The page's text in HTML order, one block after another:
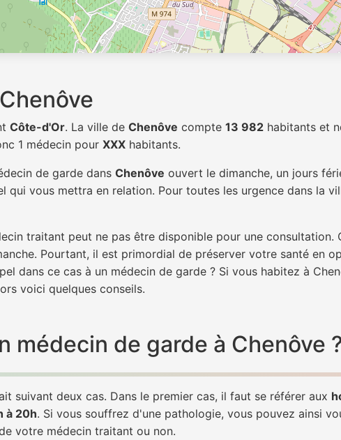
Côte-d'Or. La ville de Chenôve compte 13 982 habitants et
1 médecin pour XXX habitants.
de garde dans Chenôve ouvert le dimanche, un jours
vous mettra en relation. Pour toutes les urgence dans la
traitant peut ne pas être disponible pour une
Pourtant, il est primordial de préserver votre santé en
dans ce cas à un médecin de garde ? Si vous habitez à
voici quelques conseils.
médecin de garde à Chenôve
suivant deux cas. Dans le premier cas, il faut se référer aux
à 20h. Si vous souffrez d'une pathologie, vous pouvez ainsi
votre médecin traitant ou non.